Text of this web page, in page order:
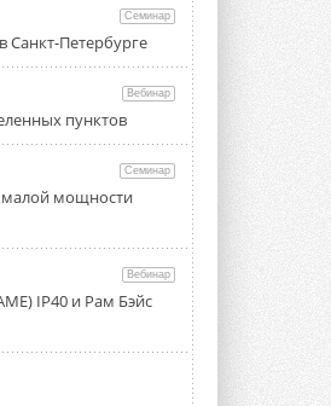
снижают
на 60%
из Италии установили ...
Fest 2026» в Уфе
700 профи
отрасли
выступил торгово-
холдинг ...
54 кВт на
на собственной
площадке и были ...
Семинар
Санкт-Петербурге
Вебинар
пунктов
Семинар
мощности
Вебинар
IP40 и Рам Бэйс